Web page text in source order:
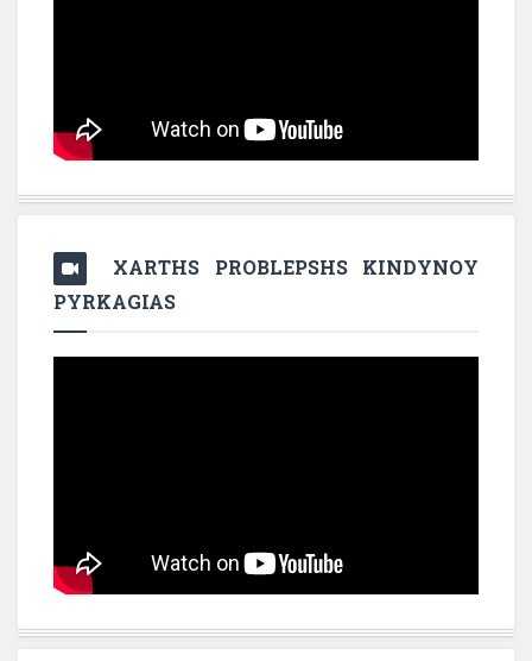
XARTHS PROBLEPSHS KINDYNOY
PYRKAGIAS